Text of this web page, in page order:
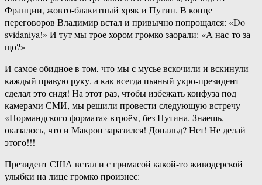
Франции, жовто-блакитный хряк и Путин. В конце
переговоров Владимир встал и привычно попрощался: «Do
svidaniya!» И тут мы трое хором громко заорали: «А нас-то за
що?»
И самое обидное в том, что мы с мусье вскочили и вскинули
каждый правую руку, а как всегда пьяный укро-президент
сделал это сидя! На этот раз, чтобы избежать конфуза под
камерами СМИ, мы решили провести следующую встречу
«Нормандского формата» втроём, без Путина. Знаешь,
оказалось, что и Макрон заразился! Дональд? Нет! Не делай
этого!!!
Президент США встал и с гримасой какой-то живодерской
улыбки на лице громко произнес: